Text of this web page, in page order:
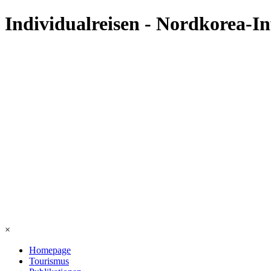
Individualreisen - Nordkorea-
×
Homepage
Tourismus